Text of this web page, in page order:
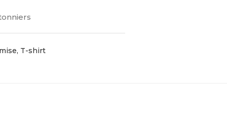
T-shirt